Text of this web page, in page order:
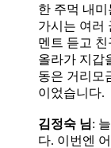
한 주먹 내
가시는 여러
멘트 듣고
올라가 지갑
동은 거리모
이었습니다.
김정숙 님:
다. 이번엔